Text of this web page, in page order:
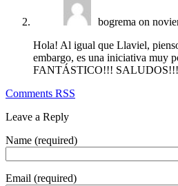
bogrema on
Hola! Al igual que Llaviel,
embargo, es una iniciativa muy
FANTÁSTICO!!! SALUDOS!!!
Comments RSS
Leave a Reply
Name (required)
Email (required)